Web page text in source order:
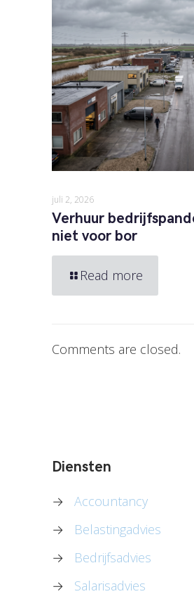
juli 2, 2026
Verhuur
niet voor bor
Read more
Comments are closed.
Diensten
→
Accountancy
→
Belastingadvies
→
Bedrijfsadvies
→
Salarisadvies